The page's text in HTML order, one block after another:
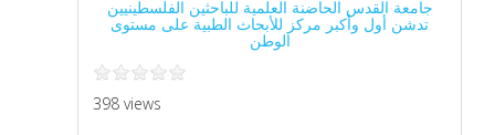
جامعة القدس الحاضنة العلمية للباحثين الفلسطينيين
تدشن أول وأكبر مركز للأبحاث الطبية على مستوى
الوطن
398 views